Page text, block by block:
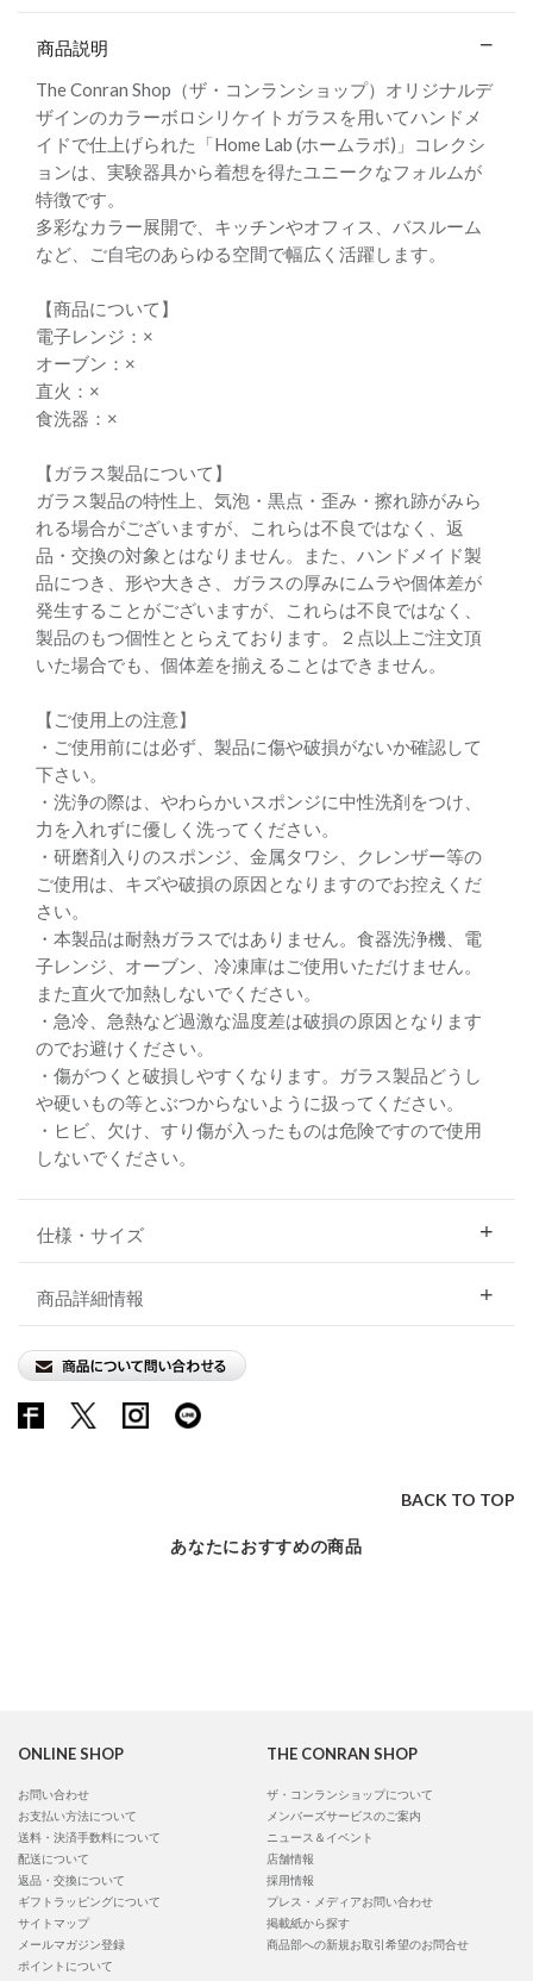
商品説明
The Conran Shop（ザ・コンランショップ）オリジナルデ
ザインのカラーボロシリケイトガラスを用いてハンドメ
イドで仕上げられた「Home Lab (ホームラボ)」コレクシ
ョンは、実験器具から着想を得たユニークなフォルムが
特徴です。
多彩なカラー展開で、キッチンやオフィス、バスルーム
など、ご自宅のあらゆる空間で幅広く活躍します。
【商品について】
電子レンジ：×
オーブン：×
直火：×
食洗器：×
【ガラス製品について】
ガラス製品の特性上、気泡・黒点・歪み・擦れ跡がみら
れる場合がございますが、これらは不良ではなく、返
品・交換の対象とはなりません。また、ハンドメイド製
品につき、形や大きさ、ガラスの厚みにムラや個体差が
発生することがございますが、これらは不良ではなく、
製品のもつ個性ととらえております。２点以上ご注文頂
いた場合でも、個体差を揃えることはできません。
【ご使用上の注意】
・ご使用前には必ず、製品に傷や破損がないか確認して
下さい。
・洗浄の際は、やわらかいスポンジに中性洗剤をつけ、
力を入れずに優しく洗ってください。
・研磨剤入りのスポンジ、金属タワシ、クレンザー等の
ご使用は、キズや破損の原因となりますのでお控えくだ
さい。
・本製品は耐熱ガラスではありません。食器洗浄機、電
子レンジ、オーブン、冷凍庫はご使用いただけません。
また直火で加熱しないでください。
・急冷、急熱など過激な温度差は破損の原因となります
のでお避けください。
・傷がつくと破損しやすくなります。ガラス製品どうし
や硬いもの等とぶつからないように扱ってください。
・ヒビ、欠け、すり傷が入ったものは危険ですので使用
しないでください。
仕様・サイズ
商品詳細情報
BACK TO TOP
あなたにおすすめの商品
ONLINE SHOP
お問い合わせ
お支払い方法について
送料・決済手数料について
配送について
返品・交換について
ギフトラッピングについて
サイトマップ
メールマガジン登録
ポイントについて
THE CONRAN SHOP
ザ・コンランショップについて
メンバーズサービスのご案内
ニュース＆イベント
店舗情報
採用情報
プレス・メディアお問い合わせ
掲載紙から探す
商品部への新規お取引希望のお問合せ